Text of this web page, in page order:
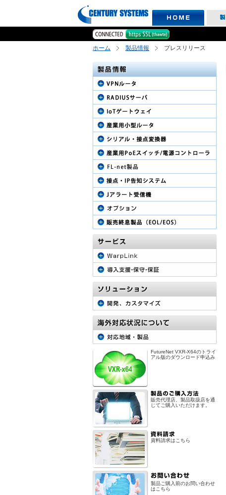
ホーム 製品情報 プレスリリース
FutureNet VXR-X64のトライ
アル版のダウンロード申込み
販売代理店、製品取扱店を通
じてご購入いただけます。
資料請求はこちら
製品ご購入前のお問い合わせ
はこちら